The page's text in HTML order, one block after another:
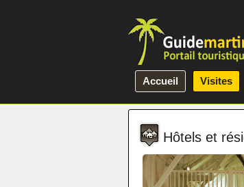
Accueil Visites
Hôtels et